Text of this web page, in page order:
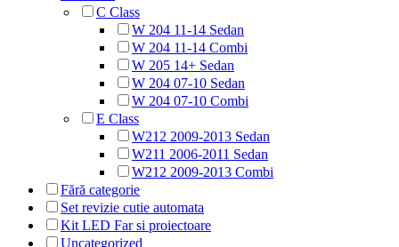
C Class
W 204 11-14 Sedan
W 204 11-14 Combi
W 205 14+ Sedan
W 204 07-10 Sedan
W 204 07-10 Combi
E Class
W212 2009-2013 Sedan
W211 2006-2011 Sedan
W212 2009-2013 Combi
Fără categorie
Set revizie cutie automata
Kit LED Far si proiectoare
Uncategorized